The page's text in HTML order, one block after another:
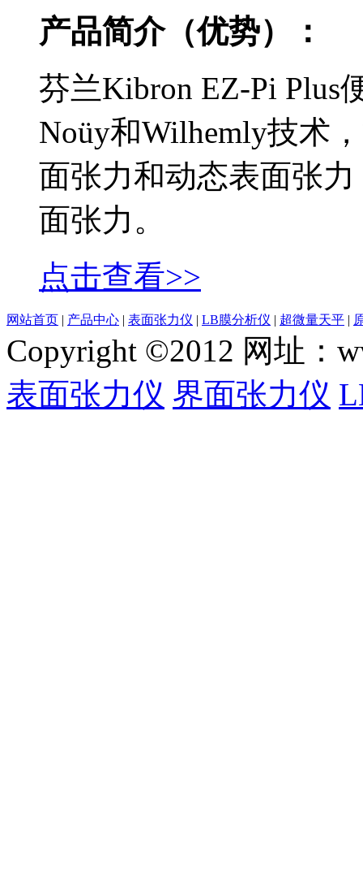
产品简介（优势）：
芬兰Kibron EZ-Pi Plus
Noüy和Wilhemly技术
面张力和动态表面张
面张力。
点击查看>>
网站首页 | 产品中心 | 表面张力仪 | LB膜分析仪 | 超微量天平 |
Copyright ©2012 网址：
表面张力仪 界面张力仪